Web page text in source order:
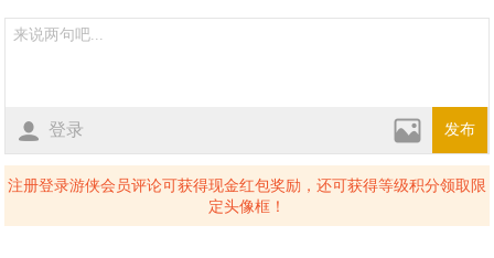
登录 发布
注册登录游侠会员评论可获得现金红包奖励，还可获得等级积分领取限
定头像框！